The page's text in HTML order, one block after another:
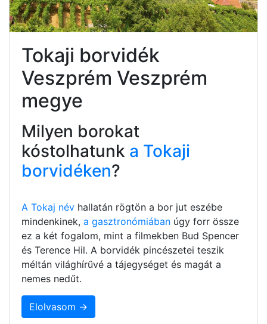
Tokaji borvidék
Veszprém Veszprém
megye
Milyen borokat
kóstolhatunk a Tokaji
borvidéken?
A Tokaj név hallatán rögtön a bor jut eszébe
mindenkinek, a gasztronómiában úgy forr össze
ez a két fogalom, mint a filmekben Bud Spencer
és Terence Hil. A borvidék pincészetei teszik
méltán világhírűvé a tájegységet és magát a
nemes nedűt.
Elolvasom →